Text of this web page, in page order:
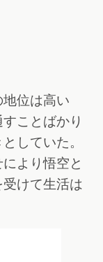
位は高い
ことばかり
していた。
より悟空と
けて生活は